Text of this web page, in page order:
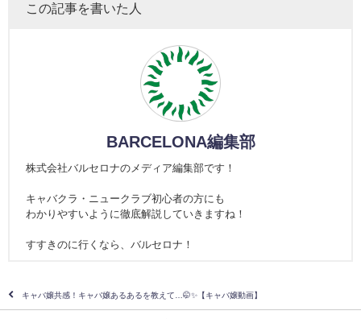
この記事を書いた人
BARCELONA編集部
株式会社バルセロナのメディア編集部です！
キャバクラ・ニュークラブ初心者の方にも
わかりやすいように徹底解説していきますね！
すすきのに行くなら、バルセロナ！
キャバ嬢共感！キャバ嬢あるあるを教えて…🤭✨【キャバ嬢動画】